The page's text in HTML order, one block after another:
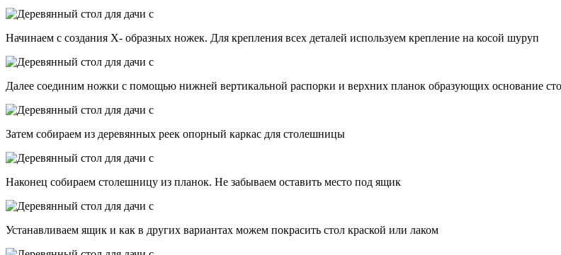
Начинаем с создания Х- образных ножек. Для крепления всех деталей используем крепление на косой шуруп
Далее соединим ножки с помощью нижней вертикальной распорки и верхних планок образующих основание
Затем собираем из деревянных реек опорный каркас для столешницы
Наконец собираем столешницу из планок. Не забываем оставить место под ящик
Устанавливаем ящик и как в других вариантах можем покрасить стол краской или лаком